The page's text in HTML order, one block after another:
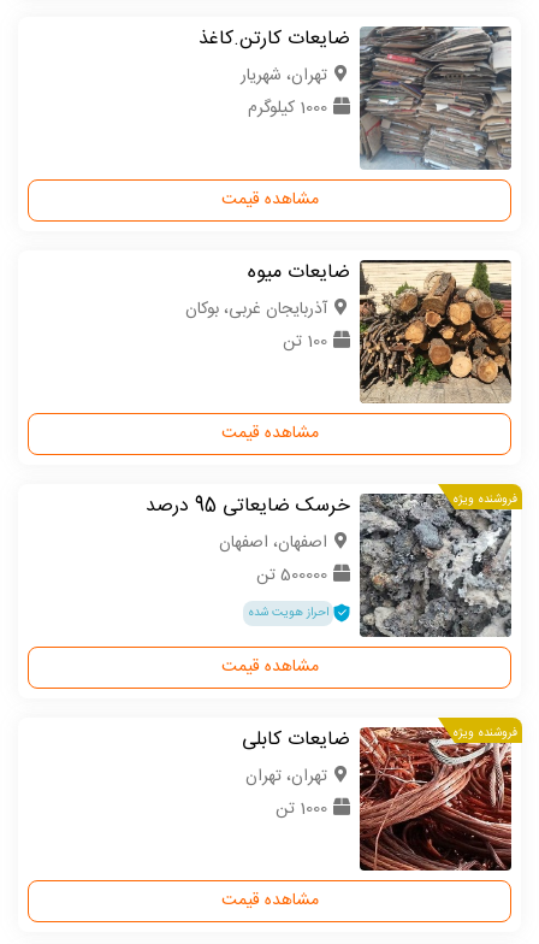
ضایعات کارتن.کاغذ
تهران، شهریار
1000 کیلوگرم
مشاهده قیمت
ضایعات میوه
آذربایجان غربی، بوکان
100 تن
مشاهده قیمت
فروشنده ویژه خرسک ضایعاتی 95 درصد
اصفهان، اصفهان
500000 تن
احراز هویت شده
مشاهده قیمت
فروشنده ویژه ضایعات کابلی
تهران، تهران
1000 تن
مشاهده قیمت